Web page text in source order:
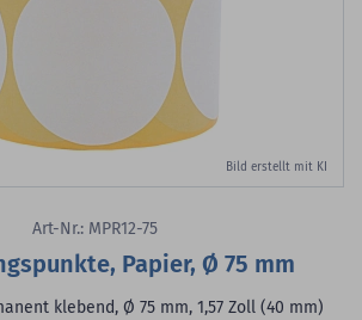
Bild erstellt mit KI
Art-Nr.: MPR12-75
Papier, Ø 75 mm
klebend, Ø 75 mm, 1,57 Zoll (40 mm)